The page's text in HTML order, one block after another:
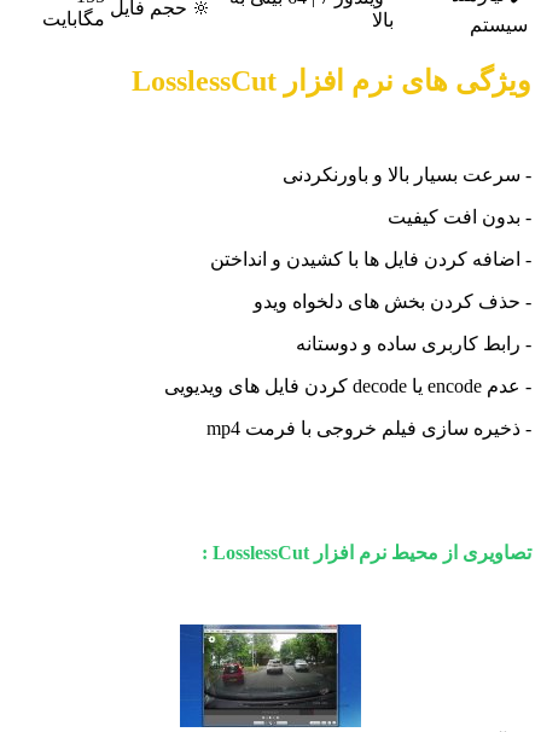
سیستم
بالا
🔆 حجم فایل
مگابایت
ویژگی های نرم افزار LosslessCut
- سرعت بسیار بالا و باورنکردنی
- بدون افت کیفیت
- اضافه کردن فایل ها با کشیدن و انداختن
- حذف کردن بخش های دلخواه ویدو
- رابط کاربری ساده و دوستانه
- عدم encode یا decode کردن فایل های ویدیویی
- ذخیره سازی فیلم خروجی با فرمت mp4
تصاویری از محیط نرم افزار LosslessCut :